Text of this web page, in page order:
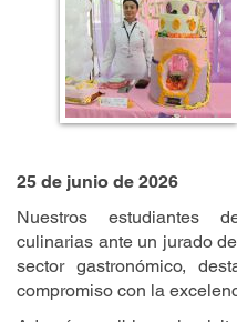
25 de junio de 2026
Nuestros estudiantes
culinarias ante un jurado
sector gastronómico,
compromiso con la